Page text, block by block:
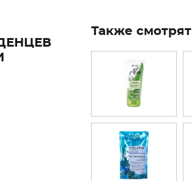
Также смотрят